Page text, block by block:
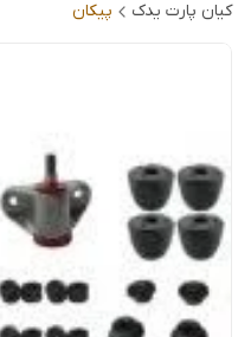
کیان پارت یدک پیکان